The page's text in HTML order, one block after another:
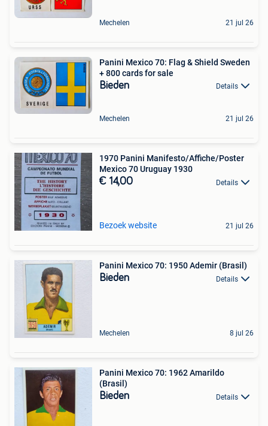
Mechelen 21 jul 26
Panini Mexico 70: Flag & Shield Sweden
+ 800 cards for sale
Bieden Details
Mechelen 21 jul 26
1970 Panini Manifesto/Affiche/Poster
Mexico 70 Uruguay 1930
€ 14,00 Details
Bezoek website 21 jul 26
Panini Mexico 70: 1950 Ademir (Brasil)
Bieden Details
Mechelen 8 jul 26
Panini Mexico 70: 1962 Amarildo
(Brasil)
Bieden Details